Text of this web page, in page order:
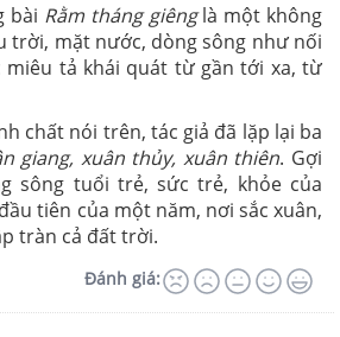
bài Rằm tháng giênglà một không
trời, mặt nước, dòng sông như nối
tả khái quát từ gần tới xa, từ
chất nói trên, tác giả đã lặp lại ba
giang, xuân thủy, xuân thiên. Gợi
sông tuổi trẻ, sức trẻ, khỏe của
tiên của một năm, nơi sắc xuân,
tràn cả đất trời.
Đánh giá: